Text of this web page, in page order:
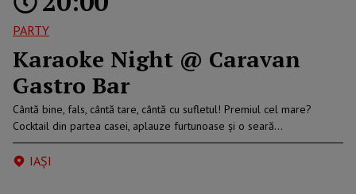
PARTY
Karaoke Night @ Caravan
Gastro Bar
Cântă bine, fals, cântă tare, cântă cu sufletul! Premiul cel mare?
Cocktail din partea casei, aplauze furtunoase și o seară…
IAŞI